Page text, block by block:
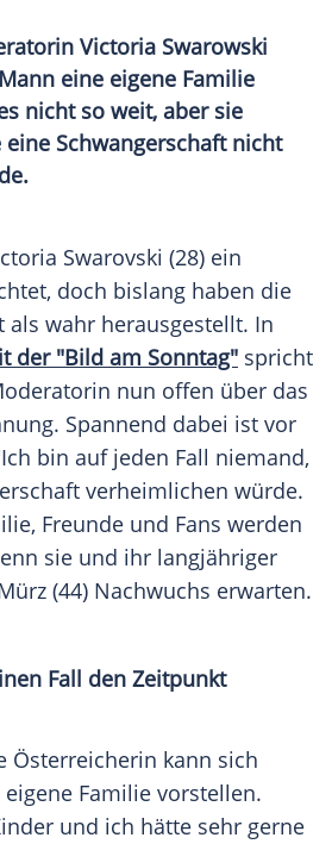
Victoria Swarowski
eine eigene Familie
nicht so weit, aber sie
Schwangerschaft nicht
Swarovski (28) ein
doch bislang haben die
als wahr herausgestellt. In
der "Bild am Sonntag" spricht
nun offen über das
. Spannend dabei ist vor
bin auf jeden Fall niemand,
verheimlichen würde.
Freunde und Fans werden
sie und ihr langjähriger
(44) Nachwuchs erwarten.
Fall den Zeitpunkt
Österreicherin kann sich
Familie vorstellen.
und ich hätte sehr gerne